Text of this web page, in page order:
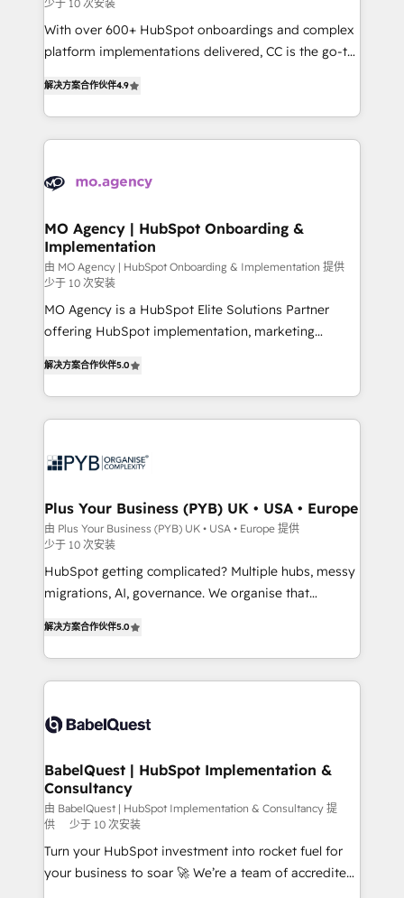
supported over 500 organisations with HubSpot
implementation, optimisation, training, and
adoption assurance. Our tried and tested Roadmap
new to HubSpot or seeking to turn around a poor
install, our team have the change management
少于 10 次安装
With over 600+ HubSpot onboardings and complex
platform implementations delivered, CC is the go-to
migrate, replatform, and scale smarter. We specialize
in high-impact CRM and CMS migrations and
onboarding from platforms like Salesforce, NetSuite,
WordPress and legacy CRMs, turning fragmented
architectures that accelerate revenue operations and
performance. - Multi-object CRM migration, cleanup,
and implementation. - Pre-built and custom
integrations across your full tech stack. - Custom
object setup, CMS builds, and full-funnel automation.
- Dashboards, lifecycle campaigns, and lead
Ongoing optimization, managed support, and
scalable retainers. Let’s make HubSpot your most
drive results.
解决方案合作伙伴4.9
MO Agency | HubSpot Onboarding &
Implementation
由 MO Agency | HubSpot Onboarding & Implementation 提供
少于 10 次安装
MO Agency is a HubSpot Elite Solutions Partner
offering HubSpot implementation, marketing
paid media, content marketing, AEO and GEO (AI
search optimisation), and HubSpot Content Hub and
WordPress development. We work with enterprise
professional services, financial services and
Town, Dubai & London. 500+ HubSpot CRM
implementations delivered. AI visibility coverage
across ChatGPT, Claude, Perplexity, Gemini and
Google AI Overviews. HubSpot Impact Award -
Customer First HubSpot Impact Award - Integrations
Migration Excellence HubSpot Impact Award -
Platform Excellence 40+ full-time HubSpot
professionals. 100s of certifications and
解决方案合作伙伴5.0
Plus Your Business (PYB) UK • USA • Europe
由 Plus Your Business (PYB) UK • USA • Europe 提供
少于 10 次安装
HubSpot getting complicated? Multiple hubs, messy
migrations, AI, governance. We organise that
Welcome to our Profile! We help with: • CRM
implementation, reports, workflows, and team
training • CRM migration from Salesforce, Pipedrive,
custom API integrations • AI governance for
Boutique 'Elite' team of 12 • 150+ clients across Sales
Hub, Marketing Hub, Service Hub, Data Hub and
CMS • ISO/IEC 27001:2022, ISO 9001:2015, and ISO
42001:2023 certified - the AI management standard •
GuardHub: our AI governance framework, built on
ISO 42001 Ready for the next step? Click the 👈
解决方案合作伙伴5.0
BabelQuest | HubSpot Implementation &
Consultancy
由 BabelQuest | HubSpot Implementation & Consultancy 提
供
少于 10 次安装
Turn your HubSpot investment into rocket fuel for
your business to soar 🚀 We’re a team of accredited